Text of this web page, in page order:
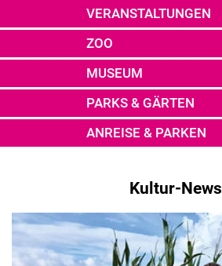
VERANSTALTUNGEN
ZOO
MUSEUM
PARKS & GÄRTEN
ANREISE & PARKEN
Kultur-News